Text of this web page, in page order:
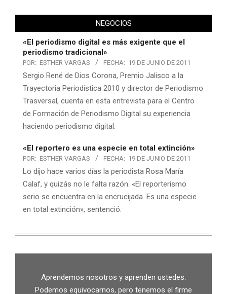
NEGOCIOS
«El periodismo digital es más exigente que el
periodismo tradicional»
POR: ESTHER VARGAS FECHA: 19 DE JUNIO DE 2011
Sergio René de Dios Corona, Premio Jalisco a la
Trayectoria Periodística 2010 y director de Periodismo
Trasversal, cuenta en esta entrevista para el Centro
de Formación de Periodismo Digital su experiencia
haciendo periodismo digital.
«El reportero es una especie en total extinción»
POR: ESTHER VARGAS FECHA: 19 DE JUNIO DE 2011
Lo dijo hace varios días la periodista Rosa María
Calaf, y quizás no le falta razón. «El reporterismo
serio se encuentra en la encrucijada. Es una especie
en total extinción», sentenció.
Aprendemos nosotros y aprenden ustedes.
Podemos equivocarnos, pero tenemos el firme